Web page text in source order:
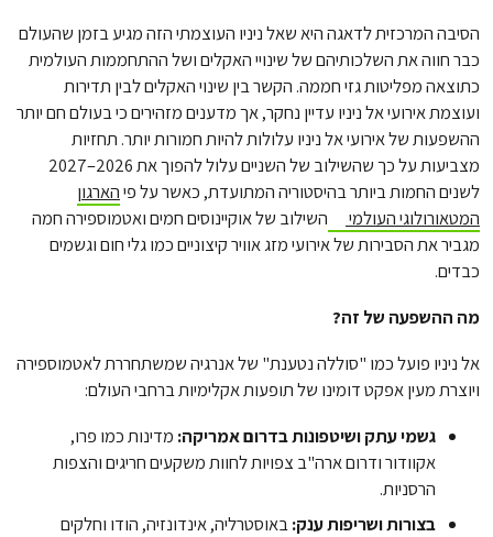
הסיבה המרכזית לדאגה היא שאל ניניו העוצמתי הזה מגיע בזמן שהעולם
כבר חווה את השלכותיהם של שינויי האקלים ושל ההתחממות העולמית
כתוצאה מפליטות גזי חממה. הקשר בין שינוי האקלים לבין תדירות
ועוצמת אירועי אל ניניו עדיין נחקר, אך מדענים מזהירים כי בעולם חם יותר
ההשפעות של אירועי אל ניניו עלולות להיות חמורות יותר. תחזיות
מצביעות על כך שהשילוב של השניים עלול להפוך את 2026–2027
לשנים החמות ביותר בהיסטוריה המתועדת, כאשר על פיהארגון
המטאורולוגי העולמי
השילוב של אוקיינוסים חמים ואטמוספירה חמה
מגביר את הסבירות של אירועי מזג אוויר קיצוניים כמו גלי חום וגשמים
כבדים.
מה ההשפעה של זה?
אל ניניו פועל כמו "סוללה נטענת" של אנרגיה שמשתחררת לאטמוספירה
ויוצרת מעין אפקט דומינו של תופעות אקלימיות ברחבי העולם:
גשמי עתק ושיטפונות בדרום אמריקה: מדינות כמו פרו,
אקוודור ודרום ארה"ב צפויות לחוות משקעים חריגים והצפות
הרסניות.
בצורות ושריפות ענק:באוסטרליה, אינדונזיה, הודו וחלקים